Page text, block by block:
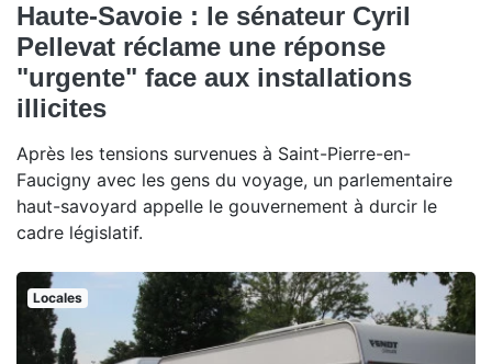
Haute-Savoie : le sénateur Cyril
Pellevat réclame une réponse
"urgente" face aux installations
illicites
Après les tensions survenues à Saint-Pierre-en-
Faucigny avec les gens du voyage, un parlementaire
haut-savoyard appelle le gouvernement à durcir le
cadre législatif.
Locales